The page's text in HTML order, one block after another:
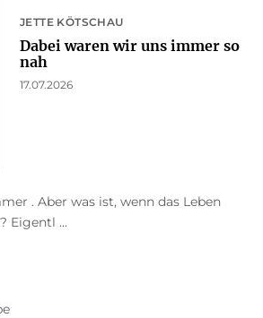
JETTE KÖTSCHAU
Dabei waren wir uns immer so
nah
17.07.2026
. Aber was ist, wenn das Leben
Eigentl ...